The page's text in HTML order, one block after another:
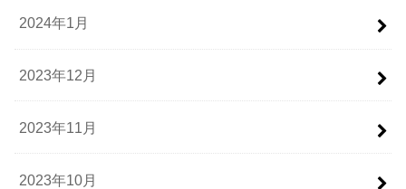
2024年1月
2023年12月
2023年11月
2023年10月